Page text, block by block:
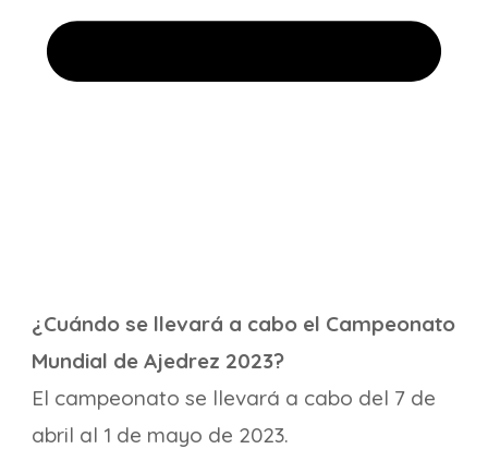
¿Cuándo se llevará a cabo el Campeonato
Mundial de Ajedrez 2023?
El campeonato se llevará a cabo del 7 de
abril al 1 de mayo de 2023.